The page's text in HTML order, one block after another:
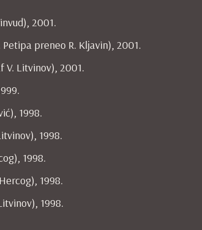
2001.
preneo R. Kljavin), 2001.
V. Litvinov), 2001.
1998.
1998.
1998.
1998.
1998.